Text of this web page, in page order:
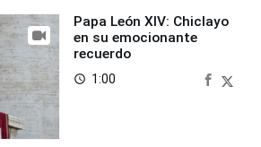
Papa León XIV: Chiclayo
en su emocionante
recuerdo
access_time 1:00